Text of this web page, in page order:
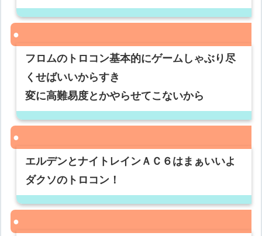
フロムのトロコン基本的にゲームしゃぶり尽
くせばいいからすき
変に高難易度とかやらせてこないから
エルデンとナイトレインＡＣ６はまぁいいよ
ダクソのトロコン！